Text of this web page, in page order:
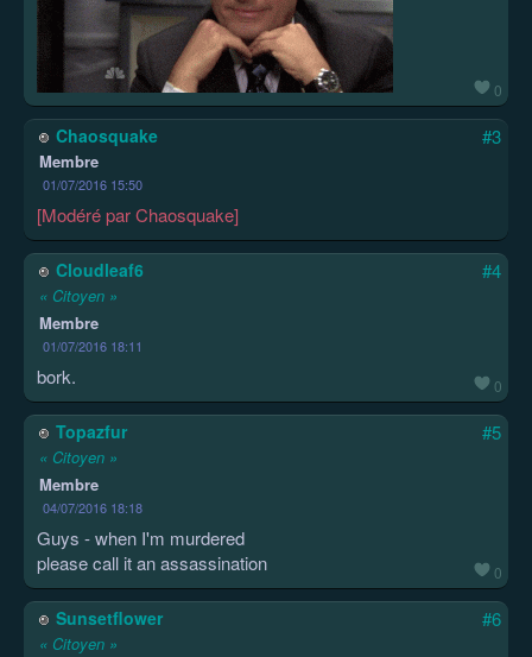
0
Chaosquake
Membre
01/07/2016 15:50
#3
[Modéré par Chaosquake]
Cloudleaf6
« Citoyen »
Membre
01/07/2016 18:11
#4
0
bork.
Topazfur
« Citoyen »
Membre
04/07/2016 18:18
#5
0
Guys - when I'm murdered
please call it an assassination
Sunsetflower
« Citoyen »
#6